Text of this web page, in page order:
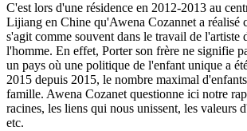
C'est lors d'une résidence en 2012-2013 au
Lijiang en Chine qu'Awena Cozannet a réalisé
s'agit comme souvent dans le travail de l'artiste
l'homme. En effet, Porter son frère ne signifie
un pays où une politique de l'enfant unique a
2015 depuis 2015, le nombre maximal
famille. Awena Cozanet questionne ici notre
racines, les liens qui nous unissent, les valeurs
etc.